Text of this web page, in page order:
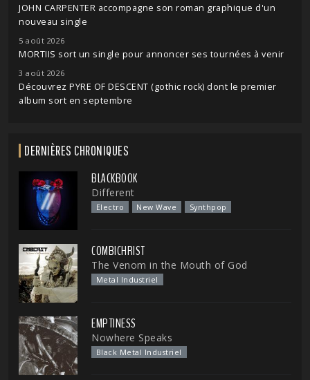
JOHN CARPENTER accompagne son roman graphique d'un
nouveau single
5 août 2026
MORTIIS sort un single pour annoncer ses tournées à venir
3 août 2026
Découvrez PYRE OF DESCENT (gothic rock) dont le premier
album sort en septembre
DERNIÈRES CHRONIQUES
BLACKBOOK
Different
Electro New Wave Synthpop
COMBICHRIST
The Venom in the Mouth of God
Metal Industriel
EMPTINESS
Nowhere Speaks
Black Metal Industriel